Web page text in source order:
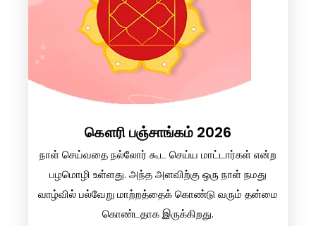
கௌரி பஞ்சாங்கம் 2026
நாள் செய்வதை நல்லோர் கூட செய்ய மாட்டார்கள் என்ற
பழமொழி உள்ளது. அந்த அளவிற்கு ஒரு நாள் நமது
வாழ்வில் பல்வேறு மாற்றத்தைக் கொண்டு வரும் தன்மை
கொண்டதாக இருக்கிறது.